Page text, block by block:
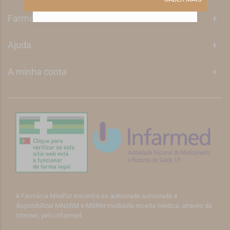
Farmácia Mirafoz +
Ajuda +
A minha conta +
A Farmácia Mirafoz encontra-se autorizada autorizada a
disponibilizar MNSRM e MSRM mediante receita médica, através da
Internet, pelo Infarmed